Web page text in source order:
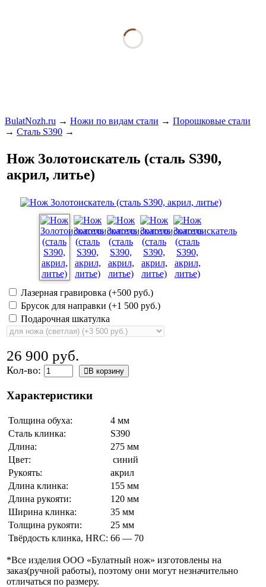
BulatNozh.ru → Ножи по видам стали → Порошковые стали
→ Сталь S390 →
Нож Золотоискатель (сталь S390,
акрил, литье)
Лазерная гравировка (+500 руб.)
Брусок для направки (+1 500 руб.)
Подарочная шкатулка
26 900 руб.
Кол-во: В корзину
Характеристики
Толщина обуха:
4 мм
Сталь клинка:
S390
Длина:
275 мм
Цвет:
синий
Рукоять:
акрил
Длина клинка:
155 мм
Длина рукояти:
120 мм
Ширина клинка:
35 мм
Толщина рукояти:
25 мм
Твёрдость клинка, HRC: 66 — 70
*Все изделия ООО «Булатный нож» изготовлены на
заказ(ручной работы), поэтому они могут незначительно
отличаться по размеру.